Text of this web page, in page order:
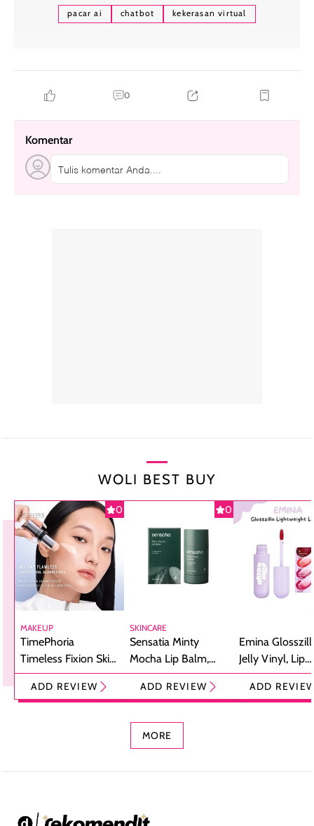
pacar ai chatbot kekerasan virtual
0
Komentar
Tulis komentar Anda....
WOLI BEST BUY
0
MAKEUP
TimePhoria
Timeless Fixion Skin
Tint Stick,
Foundation dan
ADD REVIEW
0
SKINCARE
Sensatia Minty
Mocha Lip Balm,
Pelembap Bibir
dengan Aroma
ADD REVIEW
Emina
Jelly Vinyl, Lip
Cream Glossy
Ringan
ADD
MORE